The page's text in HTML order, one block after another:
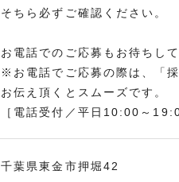
そちら必ずご確認ください。
お電話でのご応募もお待ちして
※お電話でご応募の際は、「
お伝え頂くとスムーズです。
［電話受付／平日10:00～
千葉県東金市押堀42